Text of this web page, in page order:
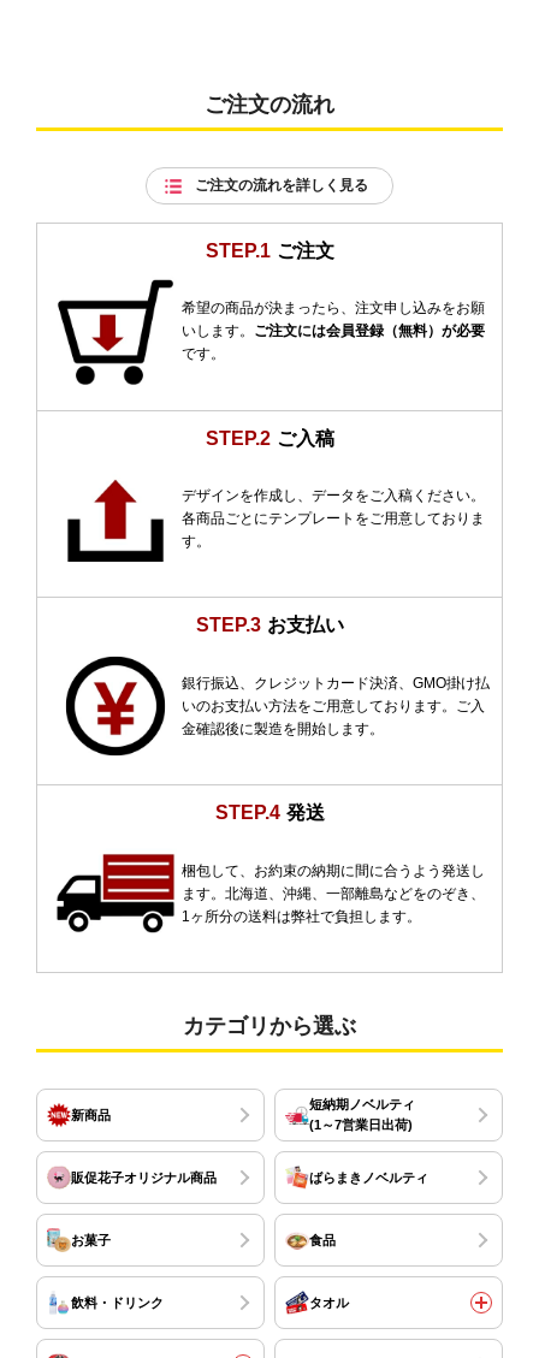
ご注文の流れ
ご注文の流れを詳しく見る
STEP.1 ご注文
希望の商品が決まったら、注文申し込みをお願
いします。 ご注文には会員登録（無料）が必要
です。
STEP.2 ご入稿
デザインを作成し、データをご入稿ください。
各商品ごとにテンプレートをご用意しておりま
す。
STEP.3 お支払い
銀行振込、クレジットカード決済、GMO掛け払
いのお支払い方法をご用意しております。ご入
金確認後に製造を開始します。
STEP.4 発送
梱包して、お約束の納期に間に合うよう発送し
ます。北海道、沖縄、一部離島などをのぞき、
1ヶ所分の送料は弊社で負担します。
カテゴリから選ぶ
新商品
短納期ノベルティ
(1～7営業日出荷)
販促花子オリジナル商品 ばらまきノベルティ
お菓子 食品
飲料・ドリンク タオル